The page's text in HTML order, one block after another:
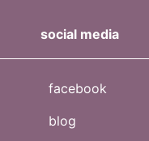
social media
facebook
blog